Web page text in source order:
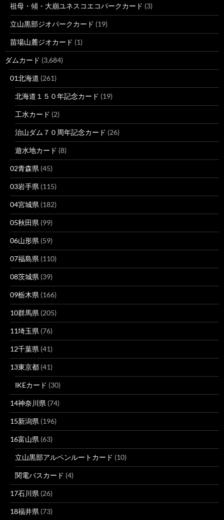
祖母・傾・大崩ユネスコエコパークカード (3)
立山黒部ジオパークカード (19)
苗場山麓ジオカード (1)
ダムカード (3,684)
01北海道 (261)
北海道１５０年記念カード (19)
工水カード (2)
治山ダム７０周年記念カード (26)
遊水地カード (8)
02青森県 (45)
03岩手県 (115)
04宮城県 (182)
05秋田県 (99)
06山形県 (59)
07福島県 (110)
08茨城県 (39)
09栃木県 (166)
10群馬県 (205)
11埼玉県 (76)
12千葉県 (41)
13東京都 (41)
IKEカード (30)
14神奈川県 (74)
15新潟県 (196)
16富山県 (63)
立山黒部アルペンルートカード (10)
関電バスカード (4)
17石川県 (26)
18福井県 (73)